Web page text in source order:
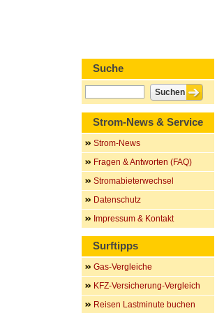
Suche
Strom-News & Service
Strom-News
Fragen & Antworten (FAQ)
Stromabieterwechsel
Datenschutz
Impressum & Kontakt
Surftipps
Gas-Vergleiche
KFZ-Versicherung-Vergleich
Reisen Lastminute buchen